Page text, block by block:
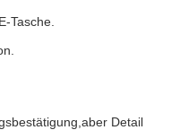
Tasche.
Detail